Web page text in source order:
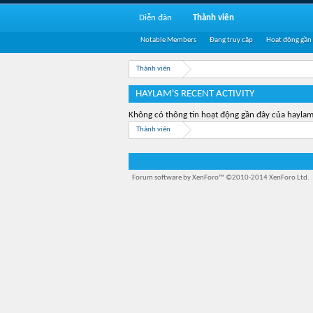
Thành viên
HAYLAM'S RECENT ACTIVITY
Không có thông tin hoạt động gần đây của
Thành viên
Diễn đàn Thành viên
Notable Members Đang truy cập Hoạt động gần
Forum software by XenForo™ ©2010-2014 XenForo Ltd.